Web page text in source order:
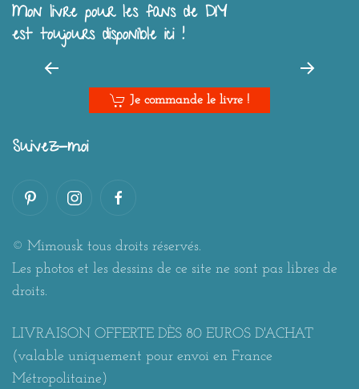
Mon livre pour les fans de DIY
est toujours disponible ici !
Je commande le livre !
Suivez-moi
© Mimousk tous droits réservés.
Les photos et les dessins de ce site ne sont pas libres de
droits.
LIVRAISON OFFERTE DÈS 80 EUROS D'ACHAT
(valable uniquement pour envoi en France
Métropolitaine)